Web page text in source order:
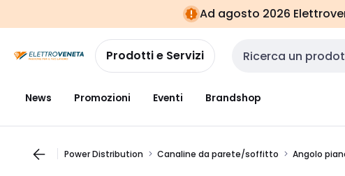
navigazionealla
pagina
Ad agosto 2026
Prodotti e Servizi Cerca input
News Promozioni Eventi Brandshop
Power Distribution Canaline da parete/soffitto Angolo